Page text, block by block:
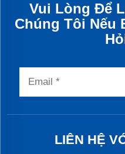
Vui Lòng Để
Chúng Tôi Nếu
LIÊN HỆ